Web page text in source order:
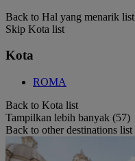
Back to Hal yang menarik list
Skip Kota list
Kota
ROMA
Back to Kota list
Tampilkan lebih banyak (57)
Back to other destinations list